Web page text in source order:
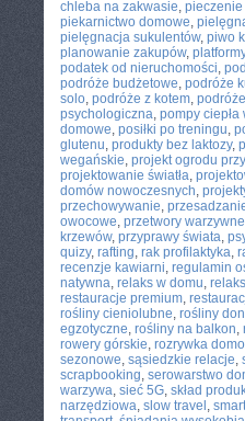
chleba na zakwasie, pieczenie
piekarnictwo domowe,
pielęgnacja sukulentów, piwo
planowanie zakupów,
podatek od nieruchomości,
podróże budżetowe, podróże
solo, podróże z kotem,
psychologiczna, pompy ciepła
domowe, posiłki po treningu,
glutenu, produkty bez laktozy,
wegańskie, projekt ogrodu
projektowanie światła,
domów nowoczesnych,
przechowywanie,
owocowe, przetwory warzywne
krzewów, przyprawy świata,
quizy, rafting, rak profilaktyka,
recenzje kawiarni, regulamin
natywna, relaks w domu,
restauracje premium,
rośliny cieniolubne, rośliny
egzotyczne, rośliny na balkon,
rowery górskie, rozrywka
sezonowe, sąsiedzkie relacje,
scrapbooking, serowarstwo
warzywa, sieć 5G, skład
narzędziowa, slow travel ,